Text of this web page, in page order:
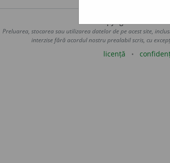
Copyright © 2004-
Preluarea, stocarea sau utilizarea datelor de pe acest site,
interzise fără acordul nostru prealabil scris, cu
licență